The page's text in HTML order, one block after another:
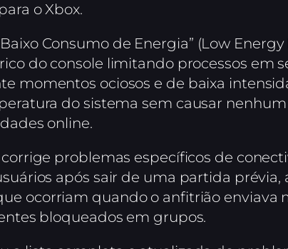
o Xbox.
Consumo de Energia” (Low
do console limitando processos em
momentos ociosos e de baixa
do sistema sem causar
online.
problemas específicos de
após sair de uma partida
ocorriam quando o anfitrião enviava
bloqueados em grupos.